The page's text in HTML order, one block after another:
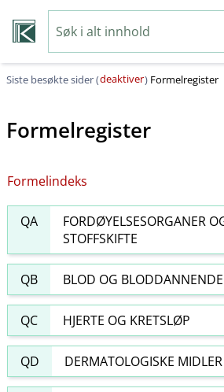
Siste besøkte sider (deaktiver) Formelregister
Formelregister
Formelindeks
QA
FORDØYELSESORGANER
STOFFSKIFTE
QB BLOD OG
QC HJERTE OG KRETSLØP
QD DERMATOLOGISKE MIDLER